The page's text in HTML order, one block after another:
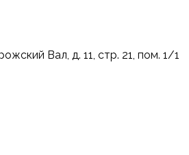
Вал, д. 11, стр. 21, пом. 1/1